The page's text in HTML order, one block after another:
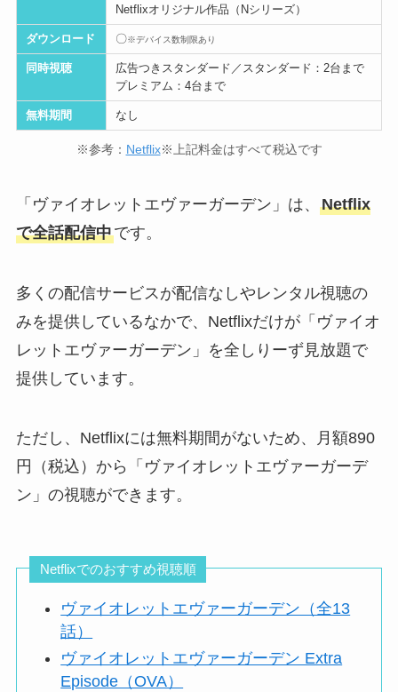
Netflixオリジナル作品（Nシリーズ）
ダウンロード 〇※デバイス数制限あり
同時視聴
広告つきスタンダード／スタンダード：2台まで
プレミアム：4台まで
無料期間 なし
※参考： Netflix※上記料金はすべて税込です
「ヴァイオレットエヴァーガーデン」は、 Netflix
で全話配信中です。
多くの配信サービスが配信なしやレンタル視聴の
みを提供しているなかで、Netflixだけが「ヴァイオ
レットエヴァーガーデン」を全しりーず見放題で
提供しています。
ただし、Netflixには無料期間がないため、月額890
円（税込）から「ヴァイオレットエヴァーガーデ
ン」の視聴ができます。
Netflixでのおすすめ視聴順
ヴァイオレットエヴァーガーデン（全13
話）
ヴァイオレットエヴァーガーデン Extra
Episode（OVA）